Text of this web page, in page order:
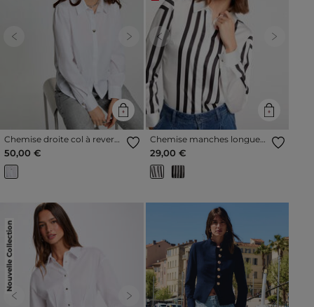
Previous Next
Chemise droite col à revers
blanc femme
50,00 €
Previous Next
Chemise manches longues
rayée blanc femme
29,00 €
Nouvelle Collection
Previous Next